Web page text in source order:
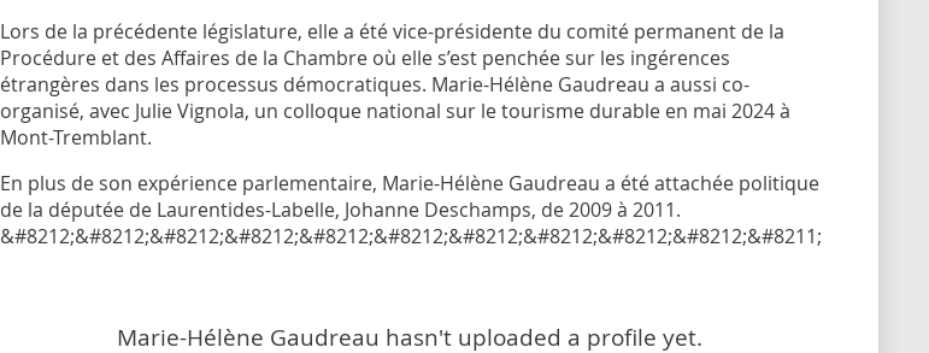
Lors de la précédente législature, elle a été vice-présidente du comité permanent de la
Procédure et des Affaires de la Chambre où elle s’est penchée sur les ingérences
étrangères dans les processus démocratiques. Marie-Hélène Gaudreau a aussi co-
organisé, avec Julie Vignola, un colloque national sur le tourisme durable en mai 2024 à
Mont-Tremblant.
En plus de son expérience parlementaire, Marie-Hélène Gaudreau a été attachée politique
de la députée de Laurentides-Labelle, Johanne Deschamps, de 2009 à 2011.
&#8212;&#8212;&#8212;&#8212;&#8212;&#8212;&#8212;&#8212;&#8212;&#8212;&#8211;
Marie-Hélène Gaudreau hasn't uploaded a profile yet.